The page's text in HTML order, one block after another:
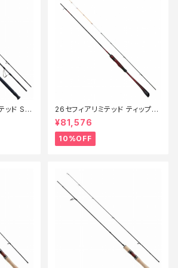
ッド S1
20】
26セフィアリミテッド ティップエ
ギング S63ML+S【継続セール_
ロッド】【10】
¥81,576
10%OFF